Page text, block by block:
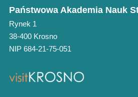
Państwowa Akademia Nauk
Rynek 1
38-400 Krosno
NIP 684-21-75-051